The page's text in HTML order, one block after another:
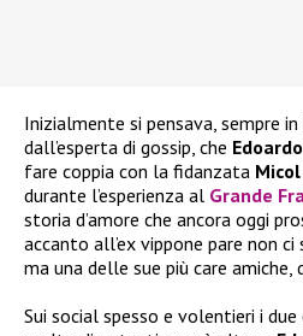
Inizialmente si pensava, sempre
dall’esperta di gossip, che
fare coppia con la fidanzata
durante l’esperienza al Grande
storia d’amore che ancora oggi
accanto all’ex vippone pare non
ma una delle sue più care amiche,
Sui social spesso e volentieri i